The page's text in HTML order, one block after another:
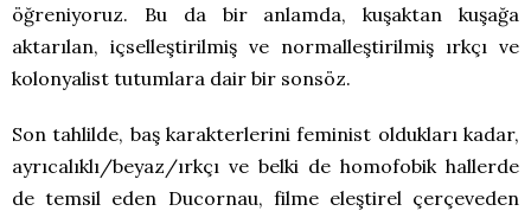
öğreniyoruz. Bu da bir anlamda, kuşaktan kuşağa
aktarılan, içselleştirilmiş ve normalleştirilmiş ırkçı ve
kolonyalist tutumlara dair bir sonsöz.
Son tahlilde, baş karakterlerini feminist oldukları kadar,
ayrıcalıklı/beyaz/ırkçı ve belki de homofobik hallerde
de temsil eden Ducornau, filme eleştirel çerçeveden